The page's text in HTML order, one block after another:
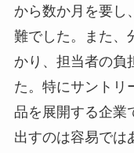
から数か月を要し
難でした。また、
かり、担当者の負
た。特にサントリ
品を展開する企業
出すのは容易では